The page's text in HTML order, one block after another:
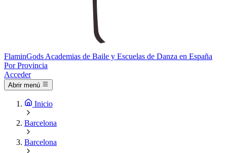
FlaminGods Academias de Baile y Escuelas de Danza en España
Por Provincia
Acceder
Abrir menú
Inicio
Barcelona
Barcelona